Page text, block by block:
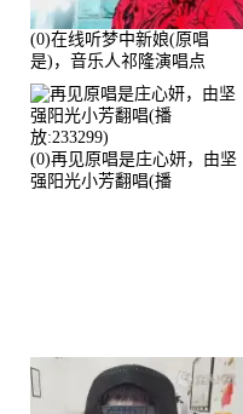
(0)在线听梦中新娘(原唱
是)，音乐人祁隆演唱点
播:2713192次
(0)再见原唱是庄心妍，由坚
强阳光小芳翻唱(播